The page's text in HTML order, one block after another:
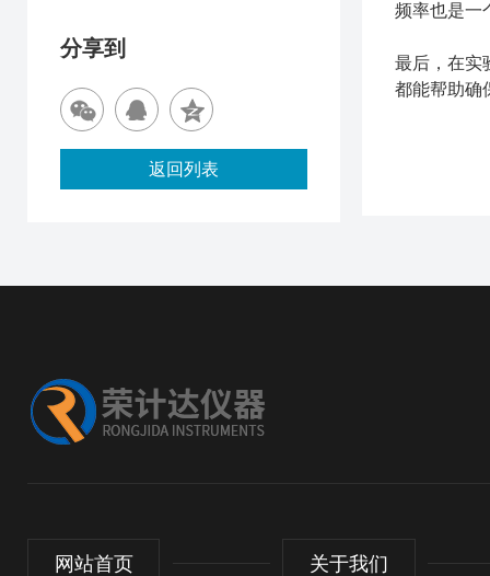
频率也是一
最后，在实
都能帮助确
分享到
返回列表
网站首页 关于我们